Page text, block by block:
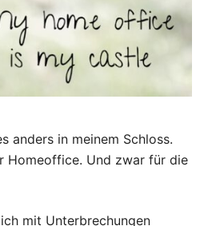
anders in meinem Schloss.
Homeoffice. Und zwar für die
mit Unterbrechungen